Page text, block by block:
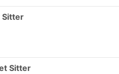
Sitter
Sitter